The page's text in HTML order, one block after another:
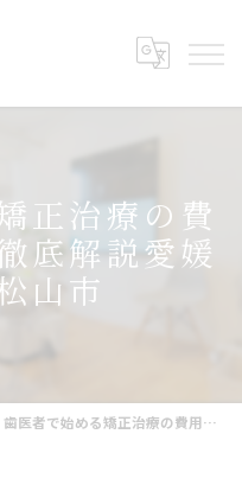
正治療の費
底解説愛媛
山市
歯医者で始める矯正治療の費用や保険適用を徹底解説愛媛県東温市松山市